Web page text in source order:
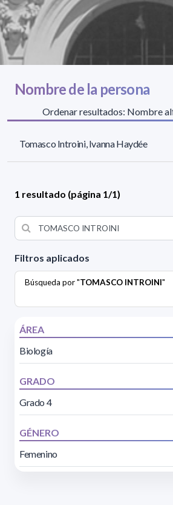
Filtros aplicados
Búsqueda por "TOMASCO INTROINI"
ÁREA
Biología
GRADO
Grado 4
GÉNERO
Femenino
Nombre de la persona
Ordenar resultados: Nombre
Tomasco Introini, Ivanna Haydée
1 resultado (página 1/1)